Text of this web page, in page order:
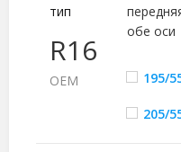
R16
тип
обе оси
ОЕМ 195/
205/